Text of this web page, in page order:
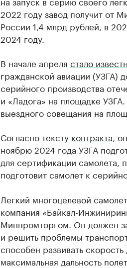
2022 году завод получит от
России 1,4 млрд рублей, в
2024 году.
В начале апреля стало
гражданской авиации (УЗГА)
серийного производства
и «Ладога» на площадке
выездного совещания на
Согласно тексту контракта ,
ноябрю 2024 года УЗГА
для сертификации самолета,
подготовит самолет к
Легкий многоцелевой
компания «Байкал-
Минпромторгом. Он должен
и решить проблемы
способен развивать
максимальная дальность